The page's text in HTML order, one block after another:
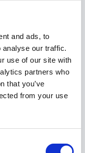
and ads, to
analyse our traffic.
use of our site with
partners who
that you’ve
from your use